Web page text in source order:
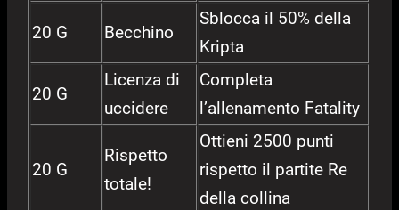
20 G Becchino
Sblocca il 50% della
Kripta
20 G
Licenza di
uccidere
Completa
l’allenamento Fatality
20 G
Rispetto
totale!
Ottieni 2500 punti
rispetto il partite Re
della collina